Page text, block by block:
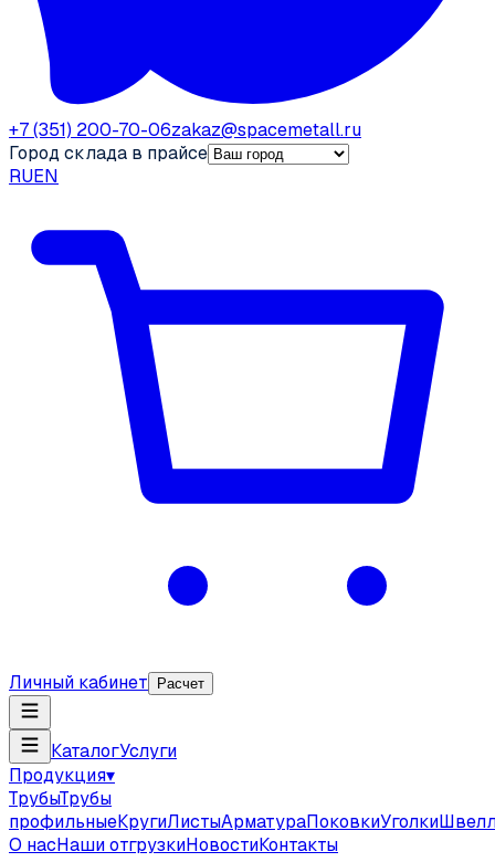
+7 (351) 200-70-06zakaz@spacemetall.ru
Город склада в прайсе
RUEN
Личный кабинет Расчет
КаталогУслуги
Продукция▾
ТрубыТрубы
профильныеКругиЛистыАрматураПоковкиУголки
О насНаши отгрузкиНовостиКонтакты